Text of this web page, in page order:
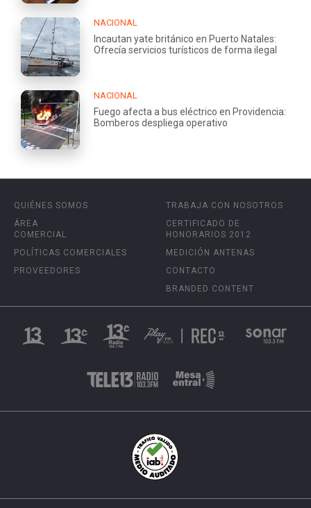
NACIONAL
Incautan yate británico en Puerto Natales:
Ofrecía servicios turísticos de forma ilegal
NACIONAL
Fuego afecta a bus eléctrico en Providencia:
Bomberos despliega operativo
QUIÉNES SOMOS
ÁREA
COMERCIAL
POLÍTICAS COMERCIALES
PROVEEDORES
TRABAJA CON NOSOTROS
CERTIFICADO DE
HONORARIOS 2012
MEDICIÓN ANTENAS
CONTACTO
BRANDED CONTENT